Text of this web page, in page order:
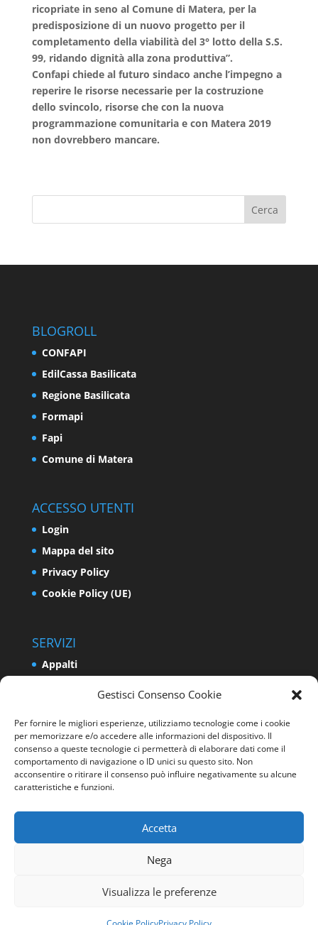
Gestisci Consenso Cookie
Per fornire le migliori esperienze, utilizziamo tecnologie come i cookie
per memorizzare e/o accedere alle informazioni del dispositivo. Il
consenso a queste tecnologie ci permetterà di elaborare dati come il
comportamento di navigazione o ID unici su questo sito. Non
acconsentire o ritirare il consenso può influire negativamente su alcune
caratteristiche e funzioni.
Accetta
Nega
Visualizza le preferenze
ricopriate in seno al Comune di Matera, per la
predisposizione di un nuovo progetto per il
completamento della viabilità del 3° lotto della S.S.
99, ridando dignità alla zona produttiva”.
Confapi chiede al futuro sindaco anche l’impegno a
reperire le risorse necessarie per la costruzione
dello svincolo, risorse che con la nuova
programmazione comunitaria e con Matera 2019
non dovrebbero mancare.
BLOGROLL
CONFAPI
EdilCassa Basilicata
Regione Basilicata
Formapi
Fapi
Comune di Matera
ACCESSO UTENTI
Login
Mappa del sito
Privacy Policy
Cookie Policy (UE)
SERVIZI
Appalti
Impresa
Programmazione e Sviluppo del Territorio
Energia e Ambiente
Sicurezza sui luoghi di lavoro